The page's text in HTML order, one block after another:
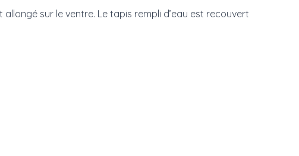
sur le ventre. Le tapis rempli d’eau est recouvert